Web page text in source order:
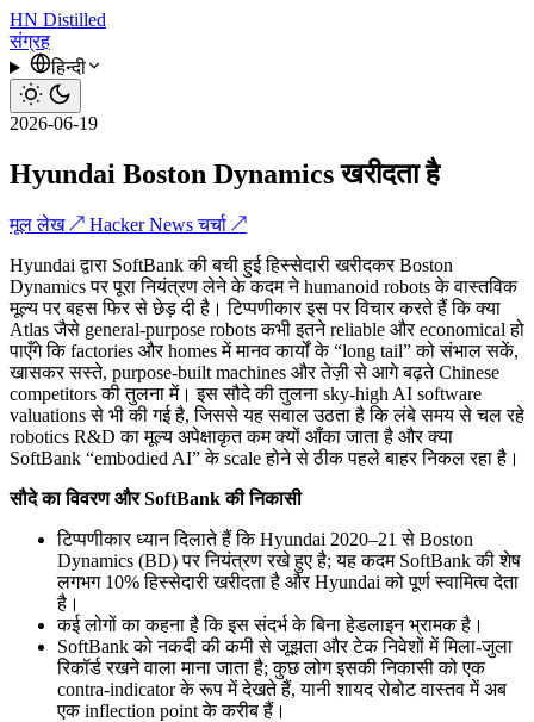
HN Distilled
संग्रह
हिन्दी
2026-06-19
Hyundai Boston Dynamics खरीदता है
मूल लेख ↗ Hacker News चर्चा ↗
Hyundai द्वारा SoftBank की बची हुई हिस्सेदारी खरीदकर Boston
Dynamics पर पूरा नियंत्रण लेने के कदम ने humanoid robots के वास्तविक
मूल्य पर बहस फिर से छेड़ दी है। टिप्पणीकार इस पर विचार करते हैं कि क्या
Atlas जैसे general-purpose robots कभी इतने reliable और economical हो
पाएँगे कि factories और homes में मानव कार्यों के “long tail” को संभाल सकें,
खासकर सस्ते, purpose-built machines और तेज़ी से आगे बढ़ते Chinese
competitors की तुलना में। इस सौदे की तुलना sky-high AI software
valuations से भी की गई है, जिससे यह सवाल उठता है कि लंबे समय से चल रहे
robotics R&D का मूल्य अपेक्षाकृत कम क्यों आँका जाता है और क्या
SoftBank “embodied AI” के scale होने से ठीक पहले बाहर निकल रहा है।
सौदे का विवरण और SoftBank की निकासी
टिप्पणीकार ध्यान दिलाते हैं कि Hyundai 2020–21 से Boston
Dynamics (BD) पर नियंत्रण रखे हुए है; यह कदम SoftBank की शेष
लगभग 10% हिस्सेदारी खरीदता है और Hyundai को पूर्ण स्वामित्व देता
है।
कई लोगों का कहना है कि इस संदर्भ के बिना हेडलाइन भ्रामक है।
SoftBank को नकदी की कमी से जूझता और टेक निवेशों में मिला-जुला
रिकॉर्ड रखने वाला माना जाता है; कुछ लोग इसकी निकासी को एक
contra-indicator के रूप में देखते हैं, यानी शायद रोबोट वास्तव में अब
एक inflection point के करीब हैं।